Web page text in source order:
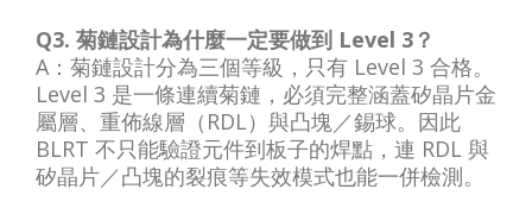
Q3. 菊鏈設計為什麼一定要做到 Level 3？
A：菊鏈設計分為三個等級，只有 Level 3 合格。
Level 3 是一條連續菊鏈，必須完整涵蓋矽晶片金
屬層、重佈線層（RDL）與凸塊／錫球。因此
BLRT 不只能驗證元件到板子的焊點，連 RDL 與
矽晶片／凸塊的裂痕等失效模式也能一併檢測。